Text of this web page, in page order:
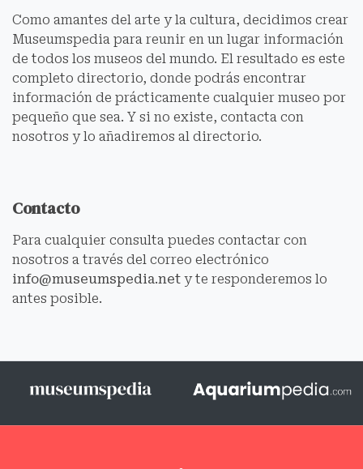
Como amantes del arte y la cultura, decidimos crear
Museumspedia para reunir en un lugar información
de todos los museos del mundo. El resultado es este
completo directorio, donde podrás encontrar
información de prácticamente cualquier museo por
pequeño que sea. Y si no existe, contacta con
nosotros y lo añadiremos al directorio.
Contacto
Para cualquier consulta puedes contactar con
nosotros a través del correo electrónico
info@museumspedia.net y te responderemos lo
antes posible.